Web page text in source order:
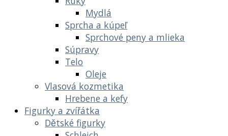
Mydlá
Sprcha a kúpeľ
Sprchové peny a mlieka
Súpravy
Telo
Oleje
Vlasová kozmetika
Hrebene a kefy
Figurky a zvířátka
Dětské figurky